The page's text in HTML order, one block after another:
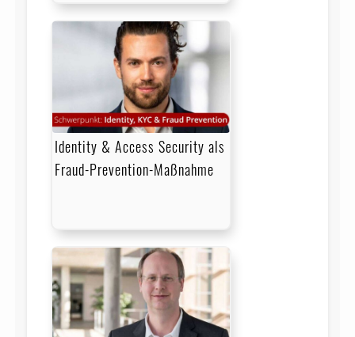
Identity & Access Security als
Fraud-Prevention-Maßnahme